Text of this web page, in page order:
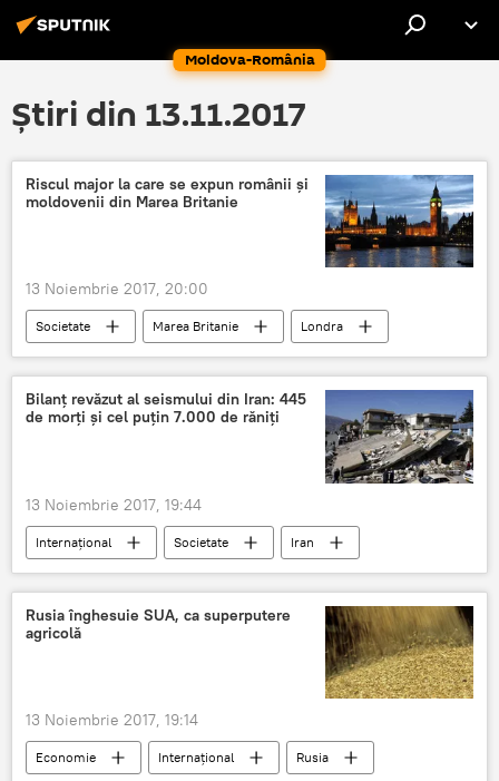
Moldova-România
Știri din 13.11.2017
Riscul major la care se expun românii și
moldovenii din Marea Britanie
13 Noiembrie 2017, 20:00
Societate Marea Britanie
Londra
Români
Muncitori
Moldoveni
Obezitate
Migrație Brexit
Bilanț revăzut al seismului din Iran: 445
de morți și cel puțin 7.000 de răniți
13 Noiembrie 2017, 19:44
Internaţional Societate
Iran
seism
bilanț
Rusia înghesuie SUA, ca superputere
agricolă
13 Noiembrie 2017, 19:14
Economie Internaţional
Rusia